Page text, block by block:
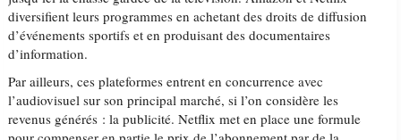
diversifient leurs programmes en achetant des droits de diffusion
d’événements sportifs et en produisant des documentaires
d’information.
Par ailleurs, ces plateformes entrent en concurrence avec
l’audiovisuel sur son principal marché, si l’on considère les
revenus générés : la publicité. Netflix met en place une formule